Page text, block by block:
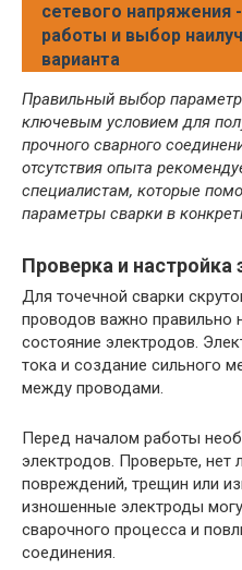
сетевого напряжения
работы и выбор
варианта
Правильный выбор
ключевым условием для
прочного сварного
отсутствия опыта
специалистам, которые
параметры сварки в
Проверка и настройка
Для точечной сварки
проводов важно правильно
состояние электродов.
тока и создание сильного
между проводами.
Перед началом работы
электродов. Проверьте, нет
повреждений, трещин или
изношенные электроды
сварочного процесса и
соединения.